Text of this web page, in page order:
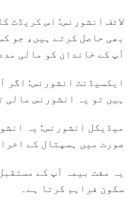
لائف انشورنس: اس کریڈٹ
بھی حاصل کرتے ہیں، جو
آپ کے خاندان کو مالی
ایکسیڈنٹ انشورنس: اگر
ہیں تو یہ انشورنس مالی
میڈیکل انشورنس: یہ
صورت میں ہسپتال کے
یہ مفت بیمہ آپ کے
سکون فراہم کرتا ہے۔